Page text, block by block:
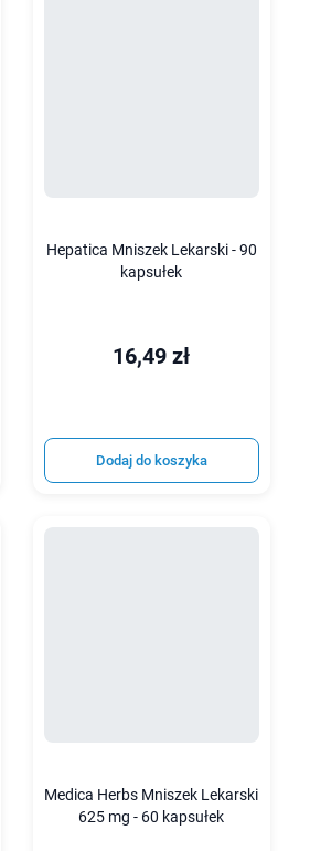
Hepatica Mniszek Lekarski - 90
kapsułek
16,49 zł
Dodaj do koszyka
Medica Herbs Mniszek Lekarski
625 mg - 60 kapsułek